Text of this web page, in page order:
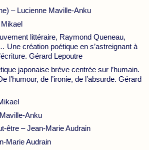
– Lucienne Maville-Anku
littéraire, Raymond Queneau,
Une création poétique en s’astreignant à
Gérard Lepoutre
japonaise brève centrée sur l’humain.
l’humour, de l’ironie, de l’absurde. Gérard
Anku
être – Jean-Marie Audrain
Marie Audrain